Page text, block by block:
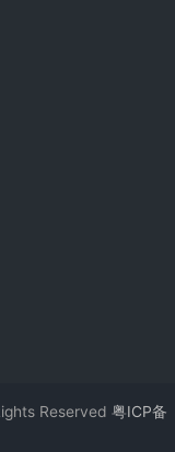
Reserved 粤ICP备